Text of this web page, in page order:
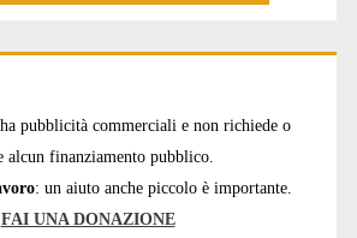
pubblicità commerciali e non richiede o
alcun finanziamento pubblico.
: un aiuto anche piccolo è importante.
FAI UNA DONAZIONE